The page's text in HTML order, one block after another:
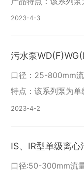
能范围宽,效率高，
3
2023-4
污水泵
口径：25-800mm
特点：该系列泵为
该系列泵性能可靠，
2
2023-4
IS、IR型单级离心
口径:50-300mm流